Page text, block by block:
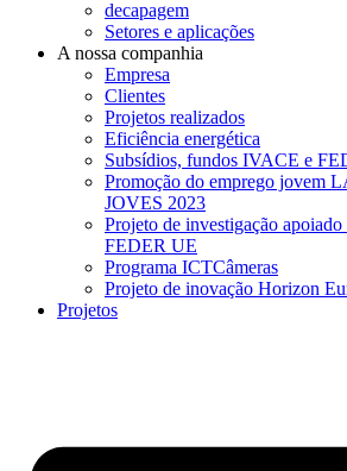
decapagem
Setores e aplicações
A nossa companhia
Empresa
Clientes
Projetos realizados
Eficiência energética
Subsídios, fundos IVACE e
Promoção do emprego jovem
JOVES 2023
Projeto de investigação
FEDER UE
Programa ICTCâmeras
Projeto de inovação Horizon
Projetos